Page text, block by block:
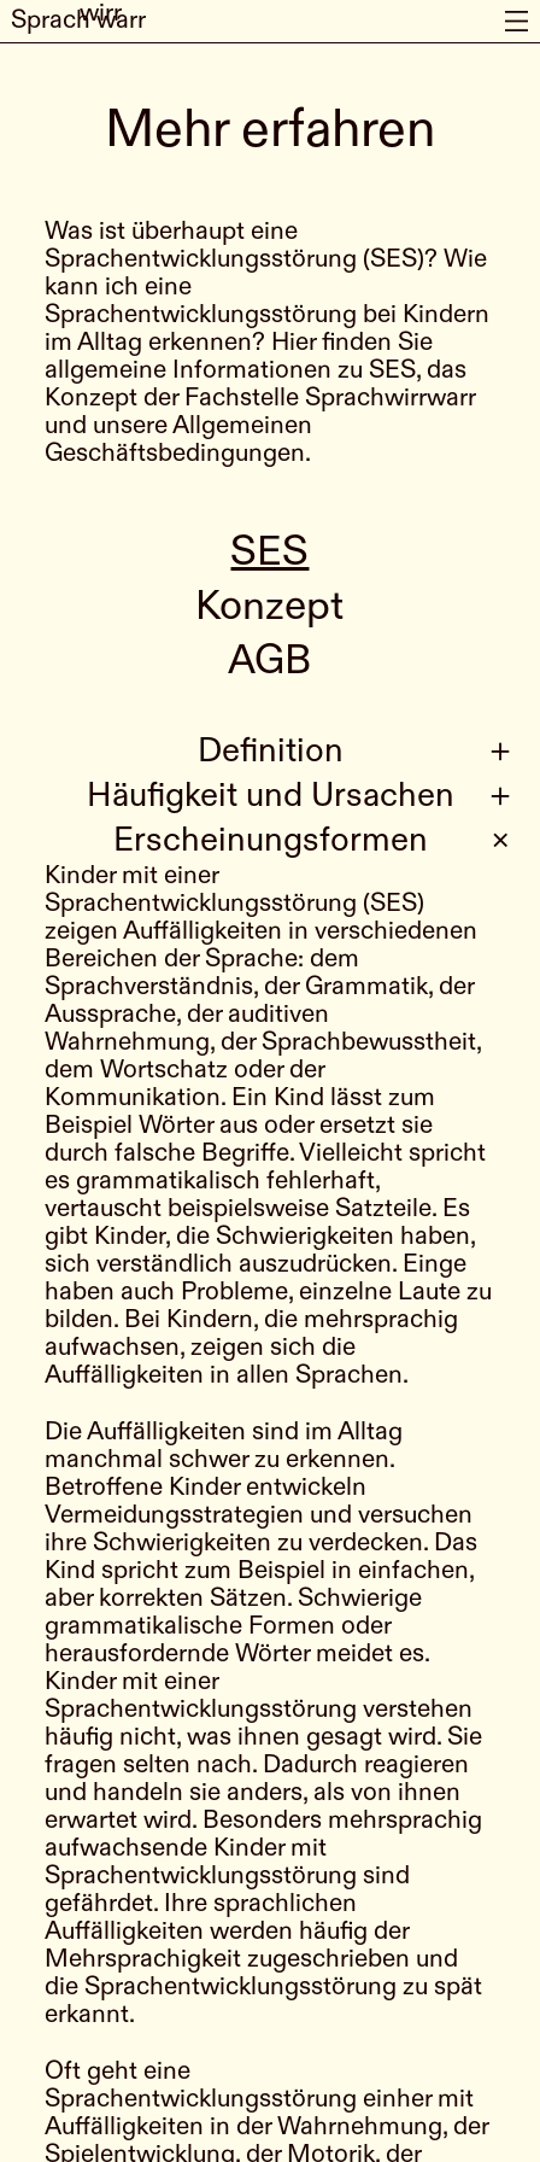
Sprachwirr
warr
Mehr erfahren
Was ist überhaupt eine
Sprachentwicklungsstörung (SES)? Wie
kann ich eine
Sprachentwicklungsstörung bei Kindern
im Alltag erkennen? Hier finden Sie
allgemeine Informationen zu SES, das
Konzept der Fachstelle Sprachwirrwarr
und unsere Allgemeinen
Geschäftsbedingungen.
SES
Konzept
AGB
Definition
Häufigkeit und Ursachen
Erscheinungsformen
Kinder mit einer
Sprachentwicklungsstörung (SES)
zeigen Auffälligkeiten in verschiedenen
Bereichen der Sprache: dem
Sprachverständnis, der Grammatik, der
Aussprache, der auditiven
Wahrnehmung, der Sprachbewusstheit,
dem Wortschatz oder der
Kommunikation. Ein Kind lässt zum
Beispiel Wörter aus oder ersetzt sie
durch falsche Begriffe. Vielleicht spricht
es grammatikalisch fehlerhaft,
vertauscht beispielsweise Satzteile. Es
gibt Kinder, die Schwierigkeiten haben,
sich verständlich auszudrücken. Einge
haben auch Probleme, einzelne Laute zu
bilden. Bei Kindern, die mehrsprachig
aufwachsen, zeigen sich die
Auffälligkeiten in allen Sprachen.
Die Auffälligkeiten sind im Alltag
manchmal schwer zu erkennen.
Betroffene Kinder entwickeln
Vermeidungsstrategien und versuchen
ihre Schwierigkeiten zu verdecken. Das
Kind spricht zum Beispiel in einfachen,
aber korrekten Sätzen. Schwierige
grammatikalische Formen oder
herausfordernde Wörter meidet es.
Kinder mit einer
Sprachentwicklungsstörung verstehen
häufig nicht, was ihnen gesagt wird. Sie
fragen selten nach. Dadurch reagieren
und handeln sie anders, als von ihnen
erwartet wird. Besonders mehrsprachig
aufwachsende Kinder mit
Sprachentwicklungsstörung sind
gefährdet. Ihre sprachlichen
Auffälligkeiten werden häufig der
Mehrsprachigkeit zugeschrieben und
die Sprachentwicklungsstörung zu spät
erkannt.
Oft geht eine
Sprachentwicklungsstörung einher mit
Auffälligkeiten in der Wahrnehmung, der
Spielentwicklung, der Motorik, der